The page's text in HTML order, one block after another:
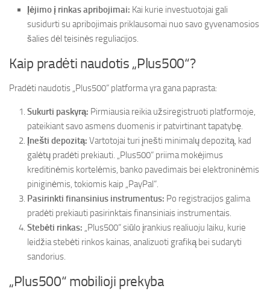
Įėjimo į rinkas apribojimai: Kai kurie investuotojai gali
susidurti su apribojimais priklausomai nuo savo gyvenamosios
šalies dėl teisinės reguliacijos.
Kaip pradėti naudotis „Plus500“?
Pradėti naudotis „Plus500“ platforma yra gana paprasta:
Sukurti paskyrą: Pirmiausia reikia užsiregistruoti platformoje,
pateikiant savo asmens duomenis ir patvirtinant tapatybę.
Įnešti depozitą: Vartotojai turi įnešti minimalų depozitą, kad
galėtų pradėti prekiauti. „Plus500“ priima mokėjimus
kreditinėmis kortelėmis, banko pavedimais bei elektroninėmis
piniginėmis, tokiomis kaip „PayPal“.
Pasirinkti finansinius instrumentus: Po registracijos galima
pradėti prekiauti pasirinktais finansiniais instrumentais.
Stebėti rinkas: „Plus500“ siūlo įrankius realiuoju laiku, kurie
leidžia stebėti rinkos kainas, analizuoti grafiką bei sudaryti
sandorius.
„Plus500“ mobilioji prekyba